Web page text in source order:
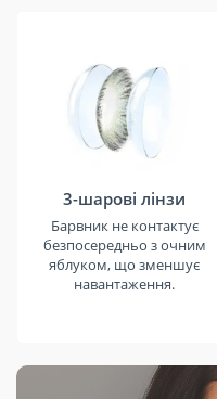
3-шарові лінзи
Барвник не контактує
безпосередньо з очним
яблуком, що зменшує
навантаження.